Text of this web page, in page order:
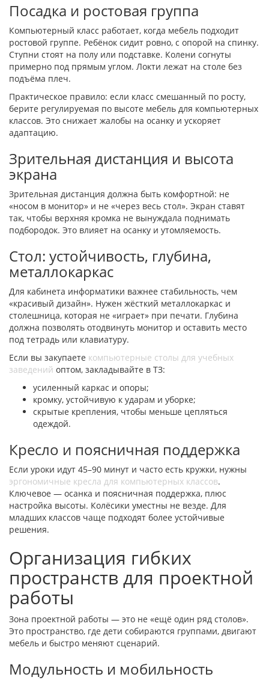
Посадка и ростовая группа
Компьютерный класс работает, когда мебель подходит
ростовой группе. Ребёнок сидит ровно, с опорой на спинку.
Ступни стоят на полу или подставке. Колени согнуты
примерно под прямым углом. Локти лежат на столе без
подъёма плеч.
Практическое правило: если класс смешанный по росту,
берите регулируемая по высоте мебель для компьютерных
классов. Это снижает жалобы на осанку и ускоряет
адаптацию.
Зрительная дистанция и высота
экрана
Зрительная дистанция должна быть комфортной: не
«носом в монитор» и не «через весь стол». Экран ставят
так, чтобы верхняя кромка не вынуждала поднимать
подбородок. Это влияет на осанку и утомляемость.
Стол: устойчивость, глубина,
металлокаркас
Для кабинета информатики важнее стабильность, чем
«красивый дизайн». Нужен жёсткий металлокаркас и
столешница, которая не «играет» при печати. Глубина
должна позволять отодвинуть монитор и оставить место
под тетрадь или клавиатуру.
Если вы закупаете компьютерные столы для учебных
заведений оптом, закладывайте в ТЗ:
усиленный каркас и опоры;
кромку, устойчивую к ударам и уборке;
скрытые крепления, чтобы меньше цепляться
одеждой.
Кресло и поясничная поддержка
Если уроки идут 45–90 минут и часто есть кружки, нужны
эргономичные кресла для компьютерных классов.
Ключевое — осанка и поясничная поддержка, плюс
настройка высоты. Колёсики уместны не везде. Для
младших классов чаще подходят более устойчивые
решения.
Организация гибких
пространств для проектной
работы
Зона проектной работы — это не «ещё один ряд столов».
Это пространство, где дети собираются группами, двигают
мебель и быстро меняют сценарий.
Модульность и мобильность